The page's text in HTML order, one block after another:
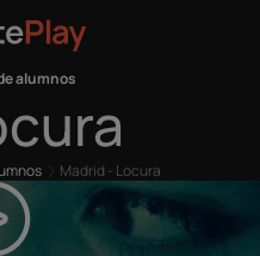
alumnos
Madrid - Locura